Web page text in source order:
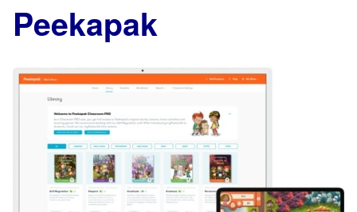
Peekapak